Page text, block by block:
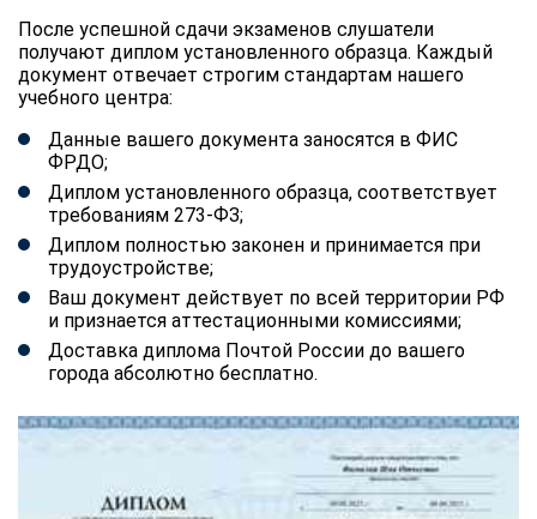
После успешной сдачи экзаменов слушатели
получают диплом установленного образца. Каждый
документ отвечает строгим стандартам нашего
учебного центра:
Данные вашего документа заносятся в ФИС
ФРДО;
Диплом установленного образца, соответствует
требованиям 273-ФЗ;
Диплом полностью законен и принимается при
трудоустройстве;
Ваш документ действует по всей территории РФ
и признается аттестационными комиссиями;
Доставка диплома Почтой России до вашего
города абсолютно бесплатно.